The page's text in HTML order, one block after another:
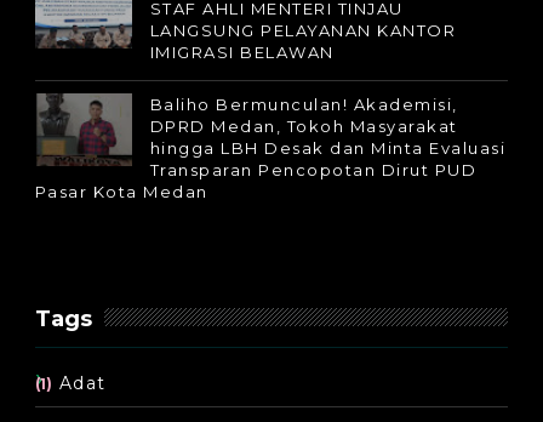
STAF AHLI MENTERI TINJAU
LANGSUNG PELAYANAN KANTOR
IMIGRASI BELAWAN
Baliho Bermunculan! Akademisi,
DPRD Medan, Tokoh Masyarakat
hingga LBH Desak dan Minta Evaluasi
Transparan Pencopotan Dirut PUD
Pasar Kota Medan
Tags
Adat
(1)